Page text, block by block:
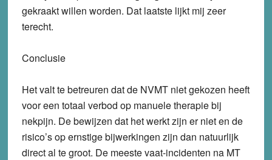
gekraakt willen worden. Dat laatste lijkt mij zeer
terecht.
Conclusie
Het valt te betreuren dat de NVMT niet gekozen heeft
voor een totaal verbod op manuele therapie bij
nekpijn. De bewijzen dat het werkt zijn er niet en de
risico’s op ernstige bijwerkingen zijn dan natuurlijk
direct al te groot. De meeste vaat-incidenten na MT